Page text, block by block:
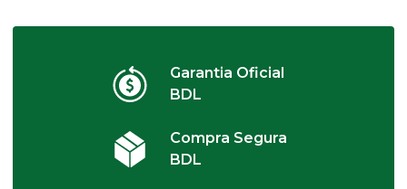
Garantia Oficial
BDL
Compra Segura
BDL